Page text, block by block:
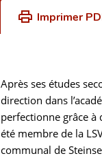
Imprimer
Après ses études
direction dans
perfectionne grâce à
été membre de la
communal de